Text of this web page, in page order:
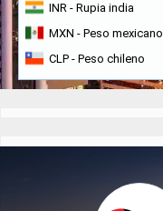
INR - Rupia india
MXN - Peso mexicano
CLP - Peso chileno